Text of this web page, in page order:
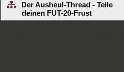
Der Ausheul-Thread - Teile
deinen FUT-20-Frust